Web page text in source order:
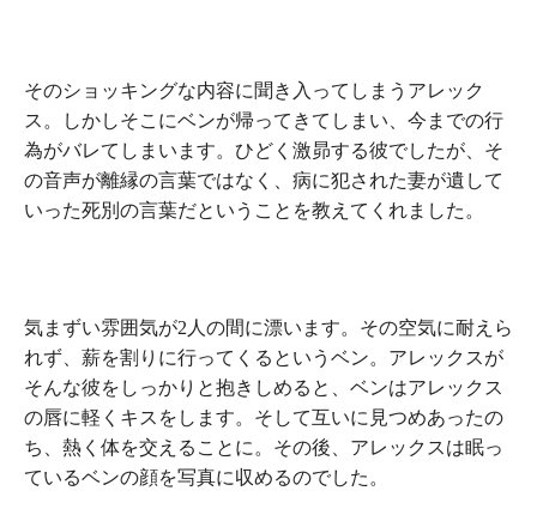
そのショッキングな内容に聞き入ってしまうアレック
ス。しかしそこにベンが帰ってきてしまい、今までの行
為がバレてしまいます。ひどく激昴する彼でしたが、そ
の音声が離縁の言葉ではなく、病に犯された妻が遺して
いった死別の言葉だということを教えてくれました。
気まずい雰囲気が2人の間に漂います。その空気に耐えら
れず、薪を割りに行ってくるというベン。アレックスが
そんな彼をしっかりと抱きしめると、ベンはアレックス
の唇に軽くキスをします。そして互いに見つめあったの
ち、熱く体を交えることに。その後、アレックスは眠っ
ているベンの顔を写真に収めるのでした。